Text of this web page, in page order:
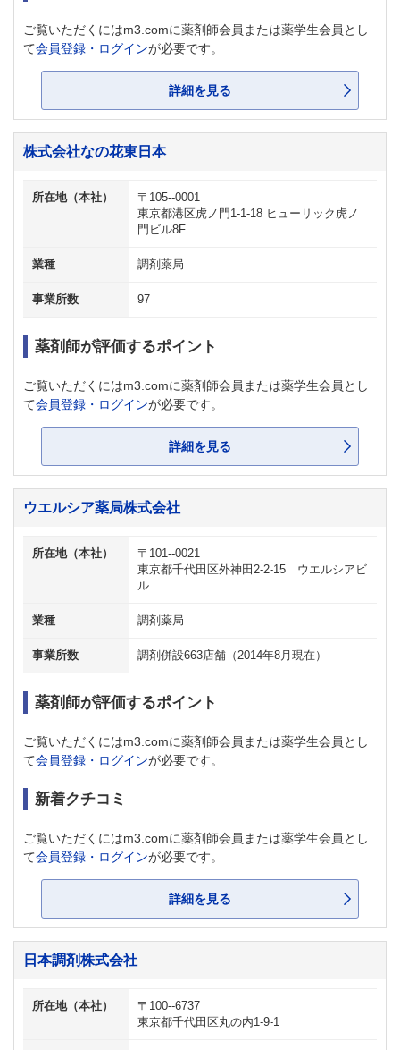
ご覧いただくにはm3.comに薬剤師会員または薬学生会員とし
て会員登録・ログインが必要です。
詳細を見る
株式会社なの花東日本
所在地（本社）
〒105--0001
東京都港区虎ノ門1-1-18 ヒューリック虎ノ
門ビル8F
業種 調剤薬局
事業所数 97
薬剤師が評価するポイント
ご覧いただくにはm3.comに薬剤師会員または薬学生会員とし
て会員登録・ログインが必要です。
詳細を見る
ウエルシア薬局株式会社
所在地（本社）
〒101--0021
東京都千代田区外神田2-2-15 ウエルシアビ
ル
業種 調剤薬局
事業所数 調剤併設663店舗（2014年8月現在）
薬剤師が評価するポイント
ご覧いただくにはm3.comに薬剤師会員または薬学生会員とし
て会員登録・ログインが必要です。
新着クチコミ
ご覧いただくにはm3.comに薬剤師会員または薬学生会員とし
て会員登録・ログインが必要です。
詳細を見る
日本調剤株式会社
所在地（本社）
〒100--6737
東京都千代田区丸の内1-9-1